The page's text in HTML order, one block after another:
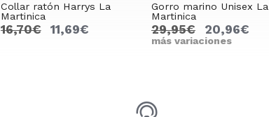
Collar ratón Harrys La
Martinica
16,70€ 11,69€
Gorro marino Unisex La
Martinica
29,95€ 20,96€
más variaciones